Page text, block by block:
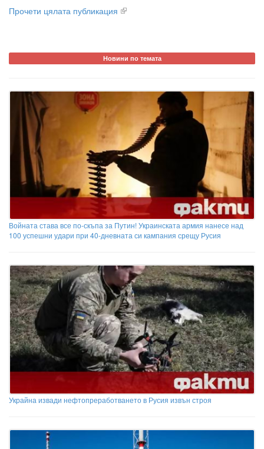
Прочети цялата публикация
Новини по темата
Войната става все по-скъпа за Путин! Украинската армия нанесе над
100 успешни удари при 40-дневната си кампания срещу Русия
Украйна извади нефтопреработването в Русия извън строя